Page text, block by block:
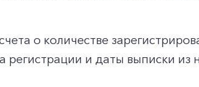
о количестве
и даты выписки из